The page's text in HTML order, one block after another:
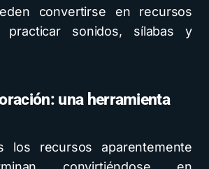
convertirse en recursos
practicar sonidos, sílabas y
una herramienta
los recursos aparentemente